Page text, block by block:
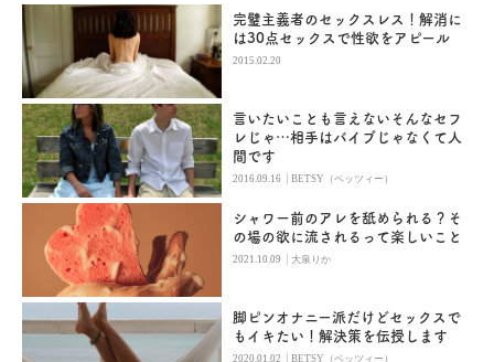
完璧主義者のセックスレス！解消に
は30点セックスで性欲をアピール
2015.02.20
言いたいことも言えないそんなセフ
レじゃ…相手はバイブじゃなくて人
間です
2016.09.16 |BETSY（ベッツィー）
シャワー前のアレを舐められる？そ
の場の欲に流されるって楽しいこと
2021.10.09 |大泉りか
脚ピンオナニー派だけどセックスで
もイキたい！解決策を伝授します
2020.01.02 |BETSY（ベッツィー）